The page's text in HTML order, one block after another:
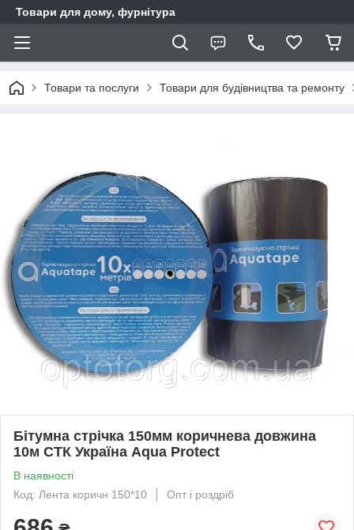
Товари для дому, фурнітура
Товари та послуги Товари для будівництва та ремонту
Бітумна стрічка 150мм коричнева довжина
10м СТК Україна Aqua Protect
В наявності
Код: Лента коричн 150*10
Опт і роздріб